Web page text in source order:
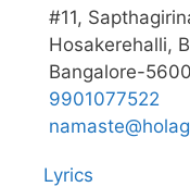
#11,
Hosakerehalli,
Bangalore-
9901077522
Lyrics